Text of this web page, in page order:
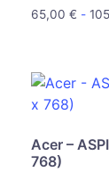
65,00 € -
Acer –
768)